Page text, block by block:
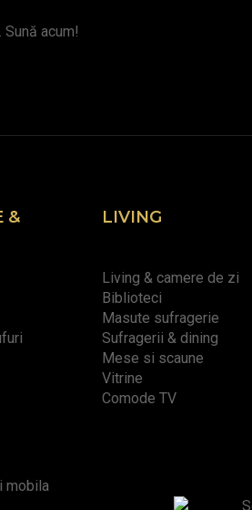
acum!
&
LIVING
Living & camere de zi
Biblioteci
Masute sufragerie
Sufragerii & dining
Mese si scaune
Vitrine
Comode TV
mobila